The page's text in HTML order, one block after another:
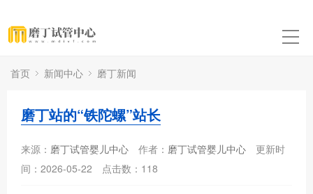
首页 新闻中心 磨丁新闻
磨丁站的“铁陀螺”站长
来源： 磨丁试管婴儿中心 作者： 磨丁试管婴儿中心
更新时
间：2026-05-22
点击数： 118